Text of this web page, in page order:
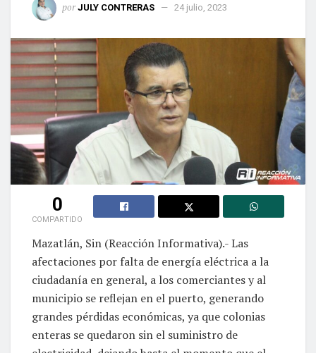
por JULY CONTRERAS 24 julio, 2023
0
COMPARTIDO
Mazatlán, Sin (Reacción Informativa).- Las
afectaciones por falta de energía eléctrica a la
ciudadanía en general, a los comerciantes y al
municipio se reflejan en el puerto, generando
grandes pérdidas económicas, ya que colonias
enteras se quedaron sin el suministro de